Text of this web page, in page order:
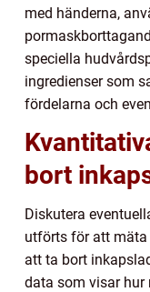
med händerna,
speciella
ingredienser som
fördelarna och
bort
Diskutera
utförts för att
att ta bort
data som visar hur